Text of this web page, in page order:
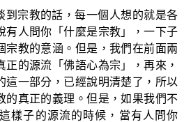
到宗教的話，每一個人想的就是各
有人問你「什麼是宗教」，一下子
宗教的意涵。但是，我們在前面兩
正的源流「佛語心為宗」，再來，
這一部分，已經說明清楚了，所以
的真正的義理。但是，如果我們不
樣子的源流的時候，當有人問你